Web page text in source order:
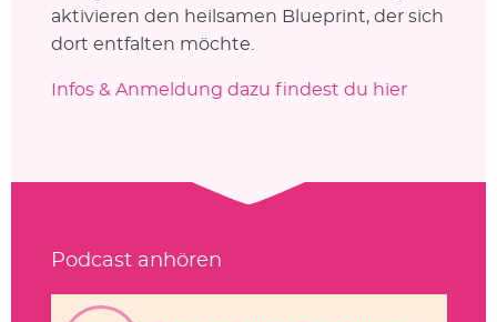
aktivieren den heilsamen Blueprint, der sich
dort entfalten möchte.
Infos & Anmeldung dazu findest du hier
Podcast anhören